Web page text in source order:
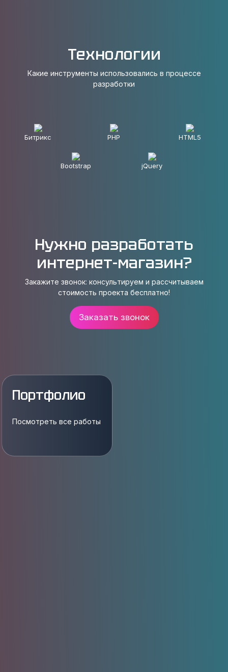
Технологии
Какие инструменты использовались в процессе
разработки
Битрикс PHP HTML5
Bootstrap jQuery
Нужно разработать
интернет-магазин?
Закажите звонок: консультируем и рассчитываем
стоимость проекта бесплатно!
Заказать звонок
Портфолио
Посмотреть все работы